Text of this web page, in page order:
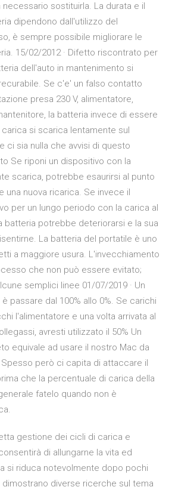
sostituirla. La durata e il
dipendono dall'utilizzo del
è sempre possibile migliorare le
15/02/2012 · Difetto riscontrato per
dell'auto in mantenimento si
Se c'e' un falso contatto
presa 230 V, alimentatore,
la batteria invece di essere
si scarica lentamente sul
ci sia nulla che avvisi di questo
Se riponi un dispositivo con la
scarica, potrebbe esaurirsi al punto
una nuova ricarica. Se invece il
per un lungo periodo con la carica al
batteria potrebbe deteriorarsi e la sua
La batteria del portatile è uno
a maggiore usura. L'invecchiamento
che non può essere evitato;
semplici linee 01/07/2019 · Un
passare dal 100% allo 0%. Se carichi
l'alimentatore e una volta arrivata al
avresti utilizzato il 50% Un
equivale ad usare il nostro Mac da
Spesso però ci capita di attaccare il
che la percentuale di carica della
fatelo quando non è
gestione dei cicli di carica e
di allungarne la vita ed
si riduca notevolmente dopo pochi
diverse ricerche sul tema